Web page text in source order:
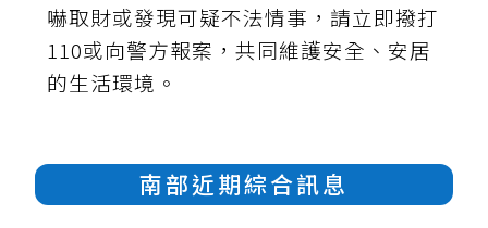
嚇取財或發現可疑不法情事，請立即撥打
110或向警方報案，共同維護安全、安居
的生活環境。
南部近期綜合訊息